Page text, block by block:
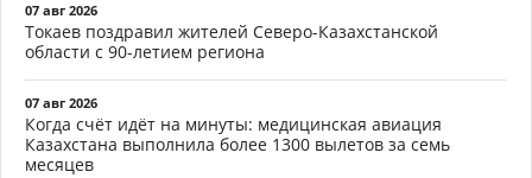
07 авг 2026
Токаев поздравил жителей Северо-Казахстанской
области с 90-летием региона
07 авг 2026
Когда счёт идёт на минуты: медицинская авиация
Казахстана выполнила более 1300 вылетов за семь
месяцев